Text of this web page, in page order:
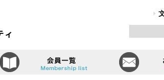
認定特定非営利活動法人（NPO法人）オー
オールしずおかベストコミュニティとは会員一覧